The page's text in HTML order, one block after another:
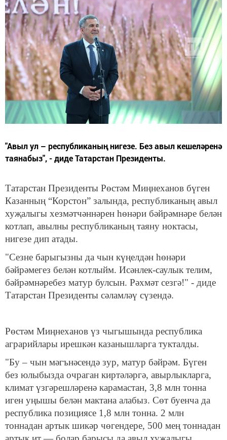
"Авыл ул – республиканың нигезе. Без авыл кешеләренә
таянабыз", - диде Татарстан Президенты.
Татарстан Президенты Рөстәм Миңнеханов бүген
Казанның “Корстон” залында, республиканың авыл
хуҗалыгы хезмәтчәннәрен һөнәри бәйрәмнәре белән
котлап, авылны республиканың таяну ноктасы,
нигезе дип атады.
"Сезне барыгызны да чын күңелдән һөнәри
бәйрәмегез белән котлыйм. Исәнлек-саулык телим,
бәйрәмнәребез матур булсын. Рәхмәт сезгә!" - диде
Татарстан Президенты сәламләү сүзендә.
Рөстәм Миңнеханов үз чыгышында республика
аграрийлары ирешкән казанышларга тукталды.
"Бу – чын мәгънәсендә зур, матур бәйрәм. Бүген
без юлыбызда очраган киртәләргә, авырлыкларга,
климат үзгәрешләренә карамастан, 3,8 млн тонна
иген уңышы белән мактана алабыз. Сөт буенча да
республика позициясе 1,8 млн тонна. 2 млн
тоннадан артык шикәр чөгендере, 500 мең тоннадан